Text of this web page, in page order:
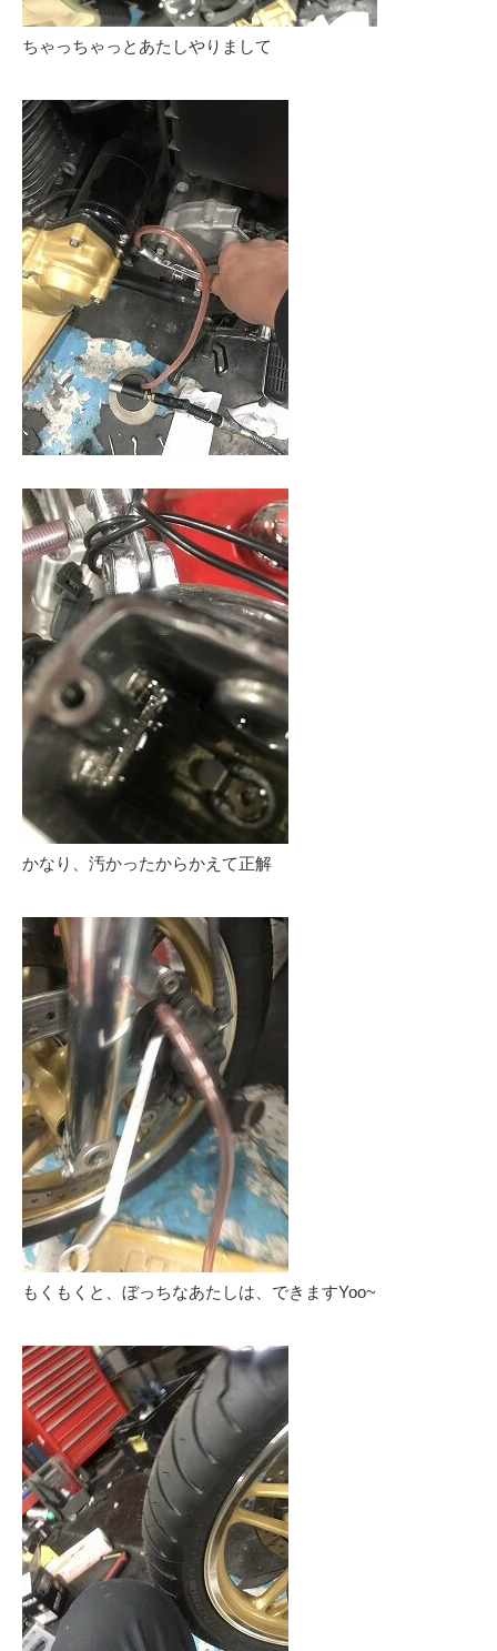
ちゃっちゃっとあたしやりまして
かなり、汚かったからかえて正解
もくもくと、ぼっちなあたしは、できますYoo~